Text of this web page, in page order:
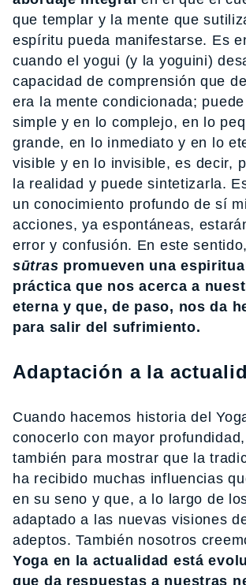
que templar y la mente que
espíritu pueda manifestarse. Es
cuando el yogui (y la yoguini)
capacidad de comprensión que
era la mente condicionada;
simple y en lo complejo, en lo
grande, en lo inmediato y en lo
visible y en lo invisible, es decir,
la realidad y puede sintetizarla.
un conocimiento profundo de sí
acciones, ya espontáneas,
error y confusión. En este sentido,
sūtras promueven una
práctica que nos acerca a
eterna y que, de paso, nos da
para salir del sufrimiento.
Adaptación a la
Cuando hacemos historia del
conocerlo con mayor
también para mostrar que la
ha recibido muchas influencias
en su seno y que, a lo largo de
adaptado a las nuevas visiones
adeptos. También nosotros
Yoga en la actualidad está
que da respuestas a nuestras